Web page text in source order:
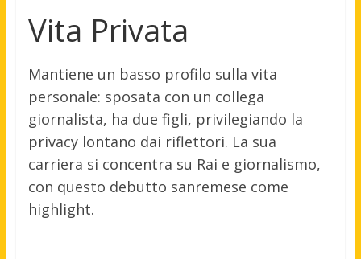
Vita Privata
Mantiene un basso profilo sulla vita
personale: sposata con un collega
giornalista, ha due figli, privilegiando la
privacy lontano dai riflettori. La sua
carriera si concentra su Rai e giornalismo,
con questo debutto sanremese come
highlight.